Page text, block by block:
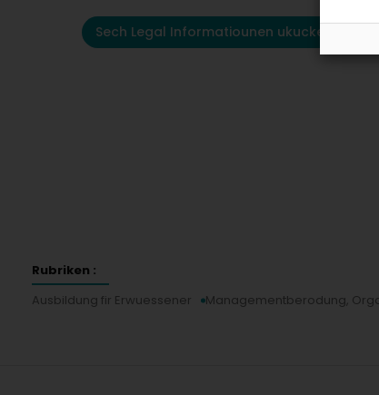
Sech Legal Informatiounen ukucken
Rubriken :
Ausbildung fir Erwuessener
Managementberodung,